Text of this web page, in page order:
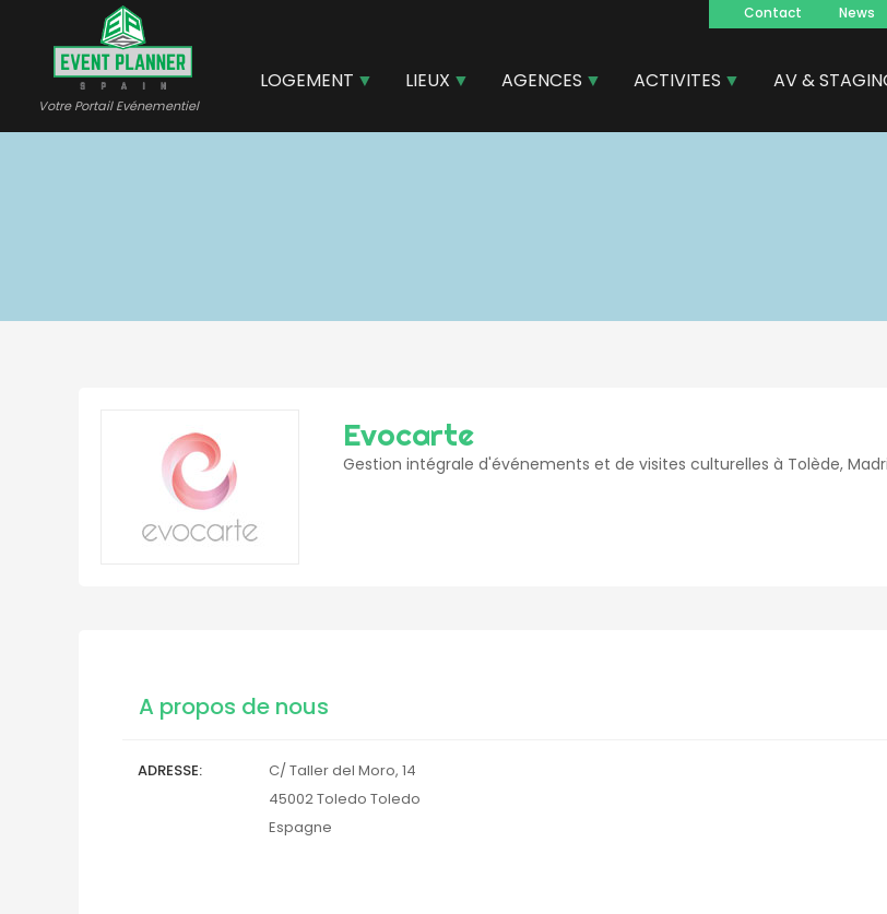
contenu
principal
Votre Portail Evénementiel
Navegacion
principal
Contact News
LOGEMENT LIEUX AGENCES ACTIVITES AV &
Evocarte
Gestion intégrale d'événements et de visites culturelles à Tolède,
A propos de nous
ADRESSE
C/ Taller del Moro, 14
45002Toledo Toledo
Espagne